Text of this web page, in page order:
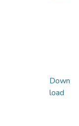
Down
load